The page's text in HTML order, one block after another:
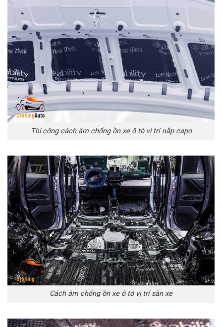
Thi công cách âm chống ồn xe ô tô vị trí nắp capo
Cách âm chống ồn xe ô tô vị trí sàn xe